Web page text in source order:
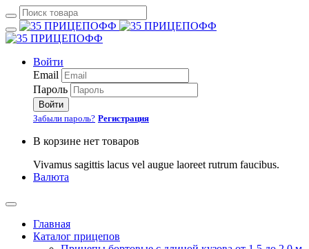
Войти
Email
Пароль
Войти
Забыли пароль? Регистрация
В корзине нет товаров
Vivamus sagittis lacus vel augue laoreet rutrum faucibus.
Валюта
Главная
Каталог прицепов